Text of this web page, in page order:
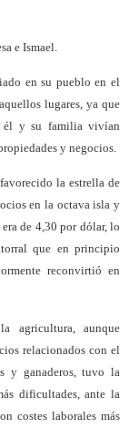
e Ismael.
en su pueblo en el
lugares, ya que
él y su familia vivían
y negocios.
la estrella de
en la octava isla y
de 4,30 por dólar, lo
que en principio
reconvirtió en
agricultura, aunque
relacionados con el
y ganaderos, tuvo la
dificultades, ante la
costes laborales más